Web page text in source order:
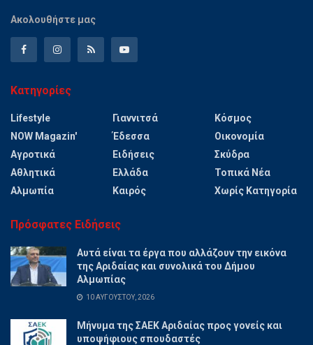
Ακολουθήστε μας
Κατηγορίες
Lifestyle
NOW Magazin'
Αγροτικά
Αθλητικά
Αλμωπία
Γιαννιτσά
Έδεσσα
Ειδήσεις
Ελλάδα
Καιρός
Κόσμος
Οικονομία
Σκύδρα
Τοπικά Νέα
Χωρίς Κατηγορία
Πρόσφατες Ειδήσεις
Αυτά είναι τα έργα που αλλάζουν την εικόνα
της Αριδαίας και συνολικά του Δήμου
Αλμωπίας
10 ΑΥΓΟΎΣΤΟΥ, 2026
Μήνυμα της ΣΑΕΚ Αριδαίας προς γονείς και
υποψήφιους σπουδαστές